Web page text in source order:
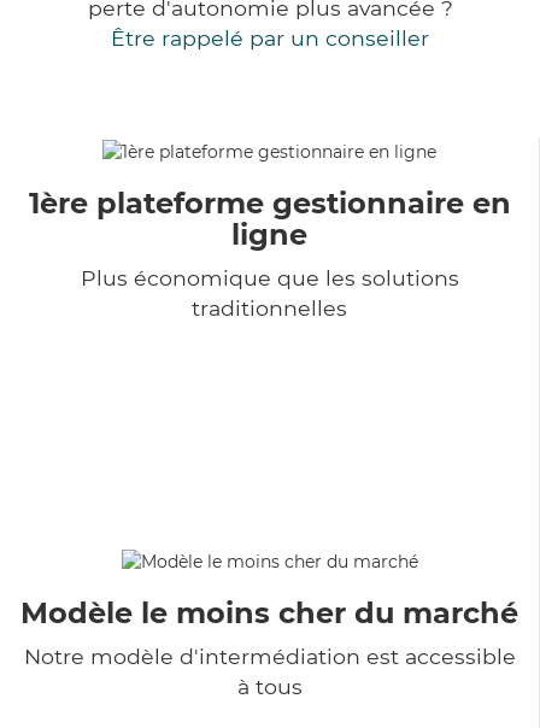
perte d'autonomie plus avancée ?
Être rappelé par un conseiller
1ère plateforme gestionnaire en
ligne
Plus économique que les solutions
traditionnelles
Modèle le moins cher du marché
Notre modèle d'intermédiation est accessible
à tous